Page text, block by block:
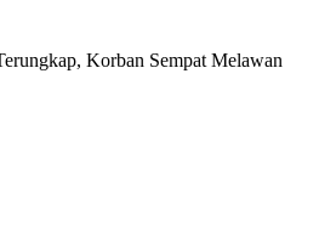
Korban Sempat Melawan